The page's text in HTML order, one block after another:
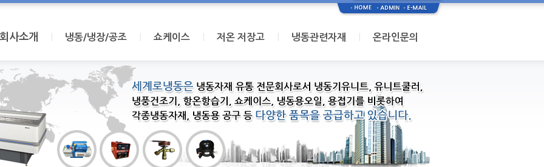
회사소개 냉동/냉장/공조 쇼케이스 저온 저장고 냉동관련자재 온라인문의